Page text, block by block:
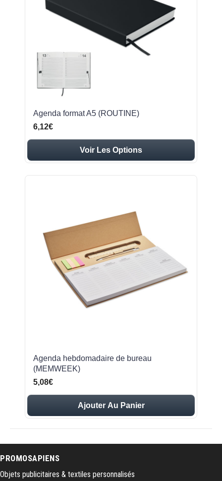
Agenda format A5 (ROUTINE)
6,12€
Voir Les Options
Agenda hebdomadaire de bureau
(MEMWEEK)
5,08€
Ajouter Au Panier
PROMOSAPIENS
Objets publicitaires & textiles personnalisés